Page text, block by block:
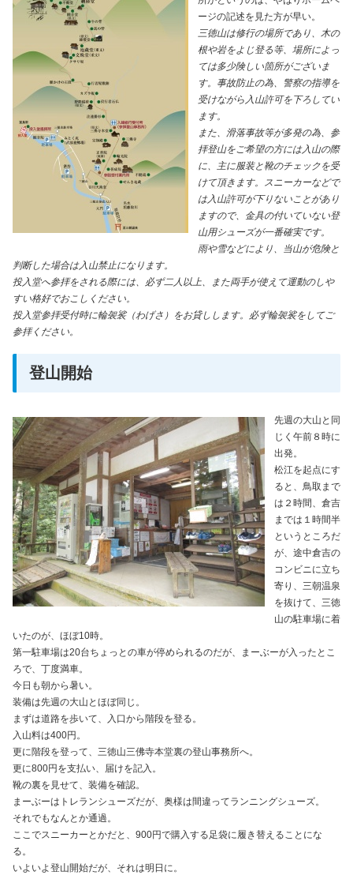
ージの記述を見た方が早い。
三徳山は修行の場所であり、木の
根や岩をよじ登る等、場所によっ
ては多少険しい箇所がございま
す。事故防止の為、警察の指導を
受けながら入山許可を下ろしてい
ます。
また、滑落事故等が多発の為、参
拝登山をご希望の方には入山の際
に、主に服装と靴のチェックを受
けて頂きます。スニーカーなどで
は入山許可が下りないことがあり
ますので、金具の付いていない登
山用シューズが一番確実です。
雨や雪などにより、当山が危険と
判断した場合は入山禁止になります。
投入堂へ参拝をされる際には、必ず二人以上、また両手が使えて運動のしや
すい格好でおこしください。
投入堂参拝受付時に輪袈裟（わげさ）をお貸しします。必ず輪袈裟をしてご
参拝ください。
登山開始
先週の大山と同
じく午前８時に
出発。
松江を起点にす
ると、鳥取まで
は２時間、倉吉
までは１時間半
というところだ
が、途中倉吉の
コンビニに立ち
寄り、三朝温泉
を抜けて、三徳
山の駐車場に着
いたのが、ほぼ10時。
第一駐車場は20台ちょっとの車が停められるのだが、まーぶーが入ったとこ
ろで、丁度満車。
今日も朝から暑い。
装備は先週の大山とほぼ同じ。
まずは道路を歩いて、入口から階段を登る。
入山料は400円。
更に階段を登って、三徳山三佛寺本堂裏の登山事務所へ。
更に800円を支払い、届けを記入。
靴の裏を見せて、装備を確認。
まーぶーはトレランシューズだが、奥様は間違ってランニングシューズ。
それでもなんとか通過。
ここでスニーカーとかだと、900円で購入する足袋に履き替えることにな
る。
いよいよ登山開始だが、それは明日に。